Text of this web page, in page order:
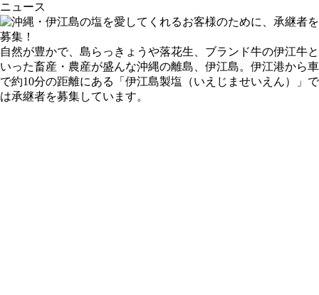
ニュース
自然が豊かで、島らっきょうや落花生、ブランド牛の伊江牛と
いった畜産・農産が盛んな沖縄の離島、伊江島。伊江港から車
で約10分の距離にある「伊江島製塩（いえじませいえん）」で
は承継者を募集しています。